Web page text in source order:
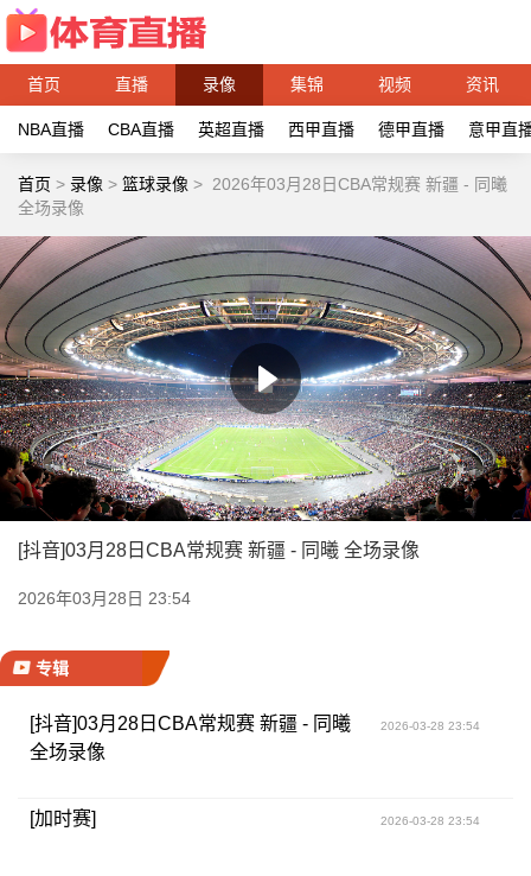
首页 直播 录像 集锦 视频 资讯
NBA直播 CBA直播 英超直播 西甲直播 德甲直播 意甲直
首页 > 录像 > 篮球录像 > 2026年03月28日CBA常规赛 新疆 - 同曦
全场录像
[抖音]03月28日CBA常规赛 新疆 - 同曦 全场录像
2026年03月28日 23:54
专辑
[抖音]03月28日CBA常规赛 新疆 - 同曦
全场录像
2026-03-28 23:54
[加时赛] 2026-03-28 23:54